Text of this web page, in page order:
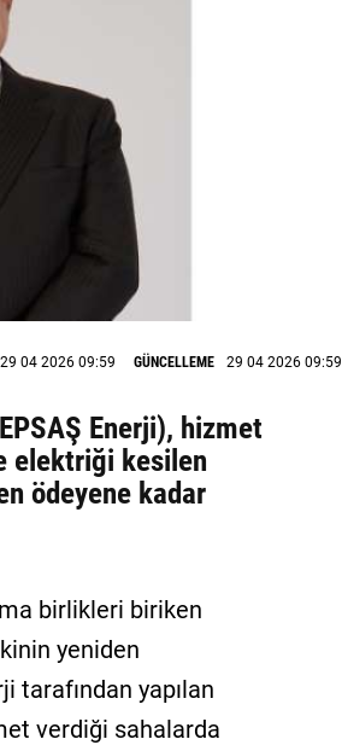
29 04 2026 09:59 GÜNCELLEME 29 04 2026 09:59
Enerji), hizmet
elektriği kesilen
ödeyene kadar
birlikleri biriken
yeniden
tarafından yapılan
verdiği sahalarda